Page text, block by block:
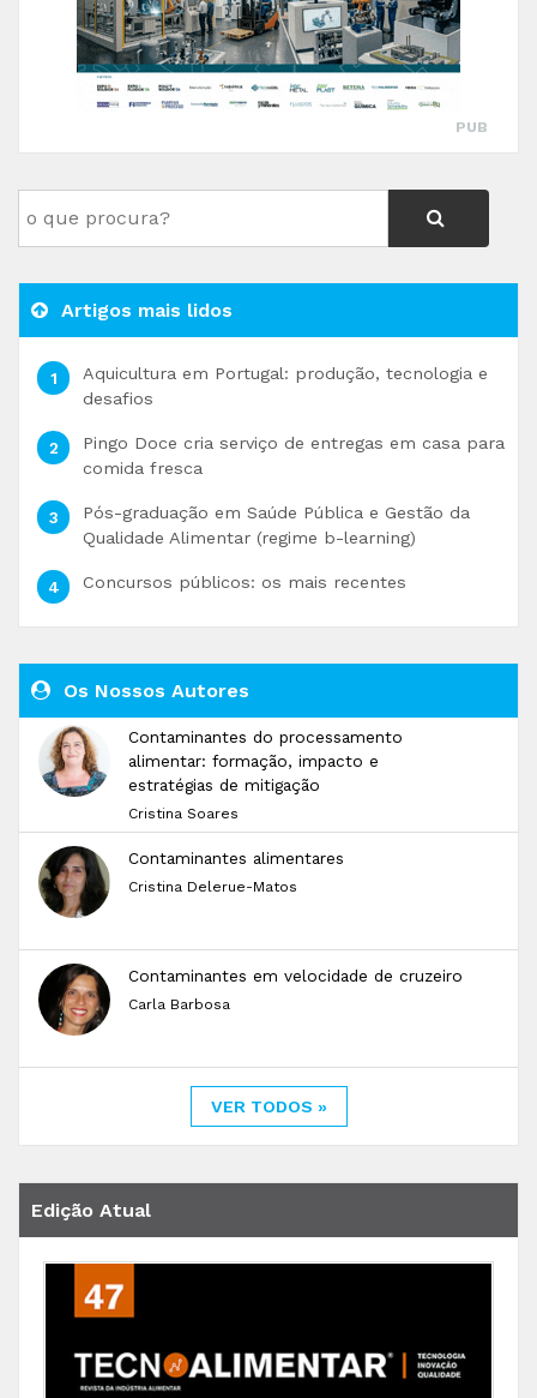
PUB
Artigos mais lidos
Aquicultura em Portugal: produção, tecnologia e
desafios
Pingo Doce cria serviço de entregas em casa para
comida fresca
Pós-graduação em Saúde Pública e Gestão da
Qualidade Alimentar (regime b-learning)
Concursos públicos: os mais recentes
Os Nossos Autores
Contaminantes do processamento
alimentar: formação, impacto e
estratégias de mitigação
Cristina Soares
Contaminantes alimentares
Cristina Delerue-Matos
Contaminantes em velocidade de cruzeiro
Carla Barbosa
VER TODOS »
Edição Atual